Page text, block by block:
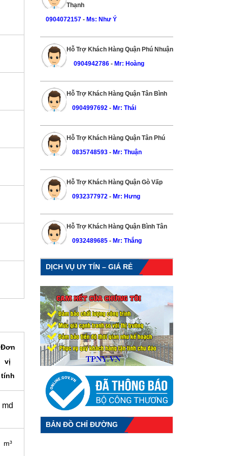
Đơn
vị
tính
md
m³
Thạnh
0904072157- Ms: Như Ý
Hỗ Trợ Khách Hàng Quận Phú Nhuận
0904942786 - Mr: Hoàng
Hỗ Trợ Khách Hàng Quận Tân Bình
0904997692 - Mr: Thái
Hỗ Trợ Khách Hàng Quận Tân Phú
0835748593 - Mr: Thuận
Hỗ Trợ Khách Hàng Quận Gò Vấp
0932377972 - Mr: Hưng
Hỗ Trợ Khách Hàng Quận Bình Tân
0932489685 - Mr: Thắng
DỊCH VỤ UY TÍN – GIÁ RẺ
BẢN ĐỒ CHỈ ĐƯỜNG